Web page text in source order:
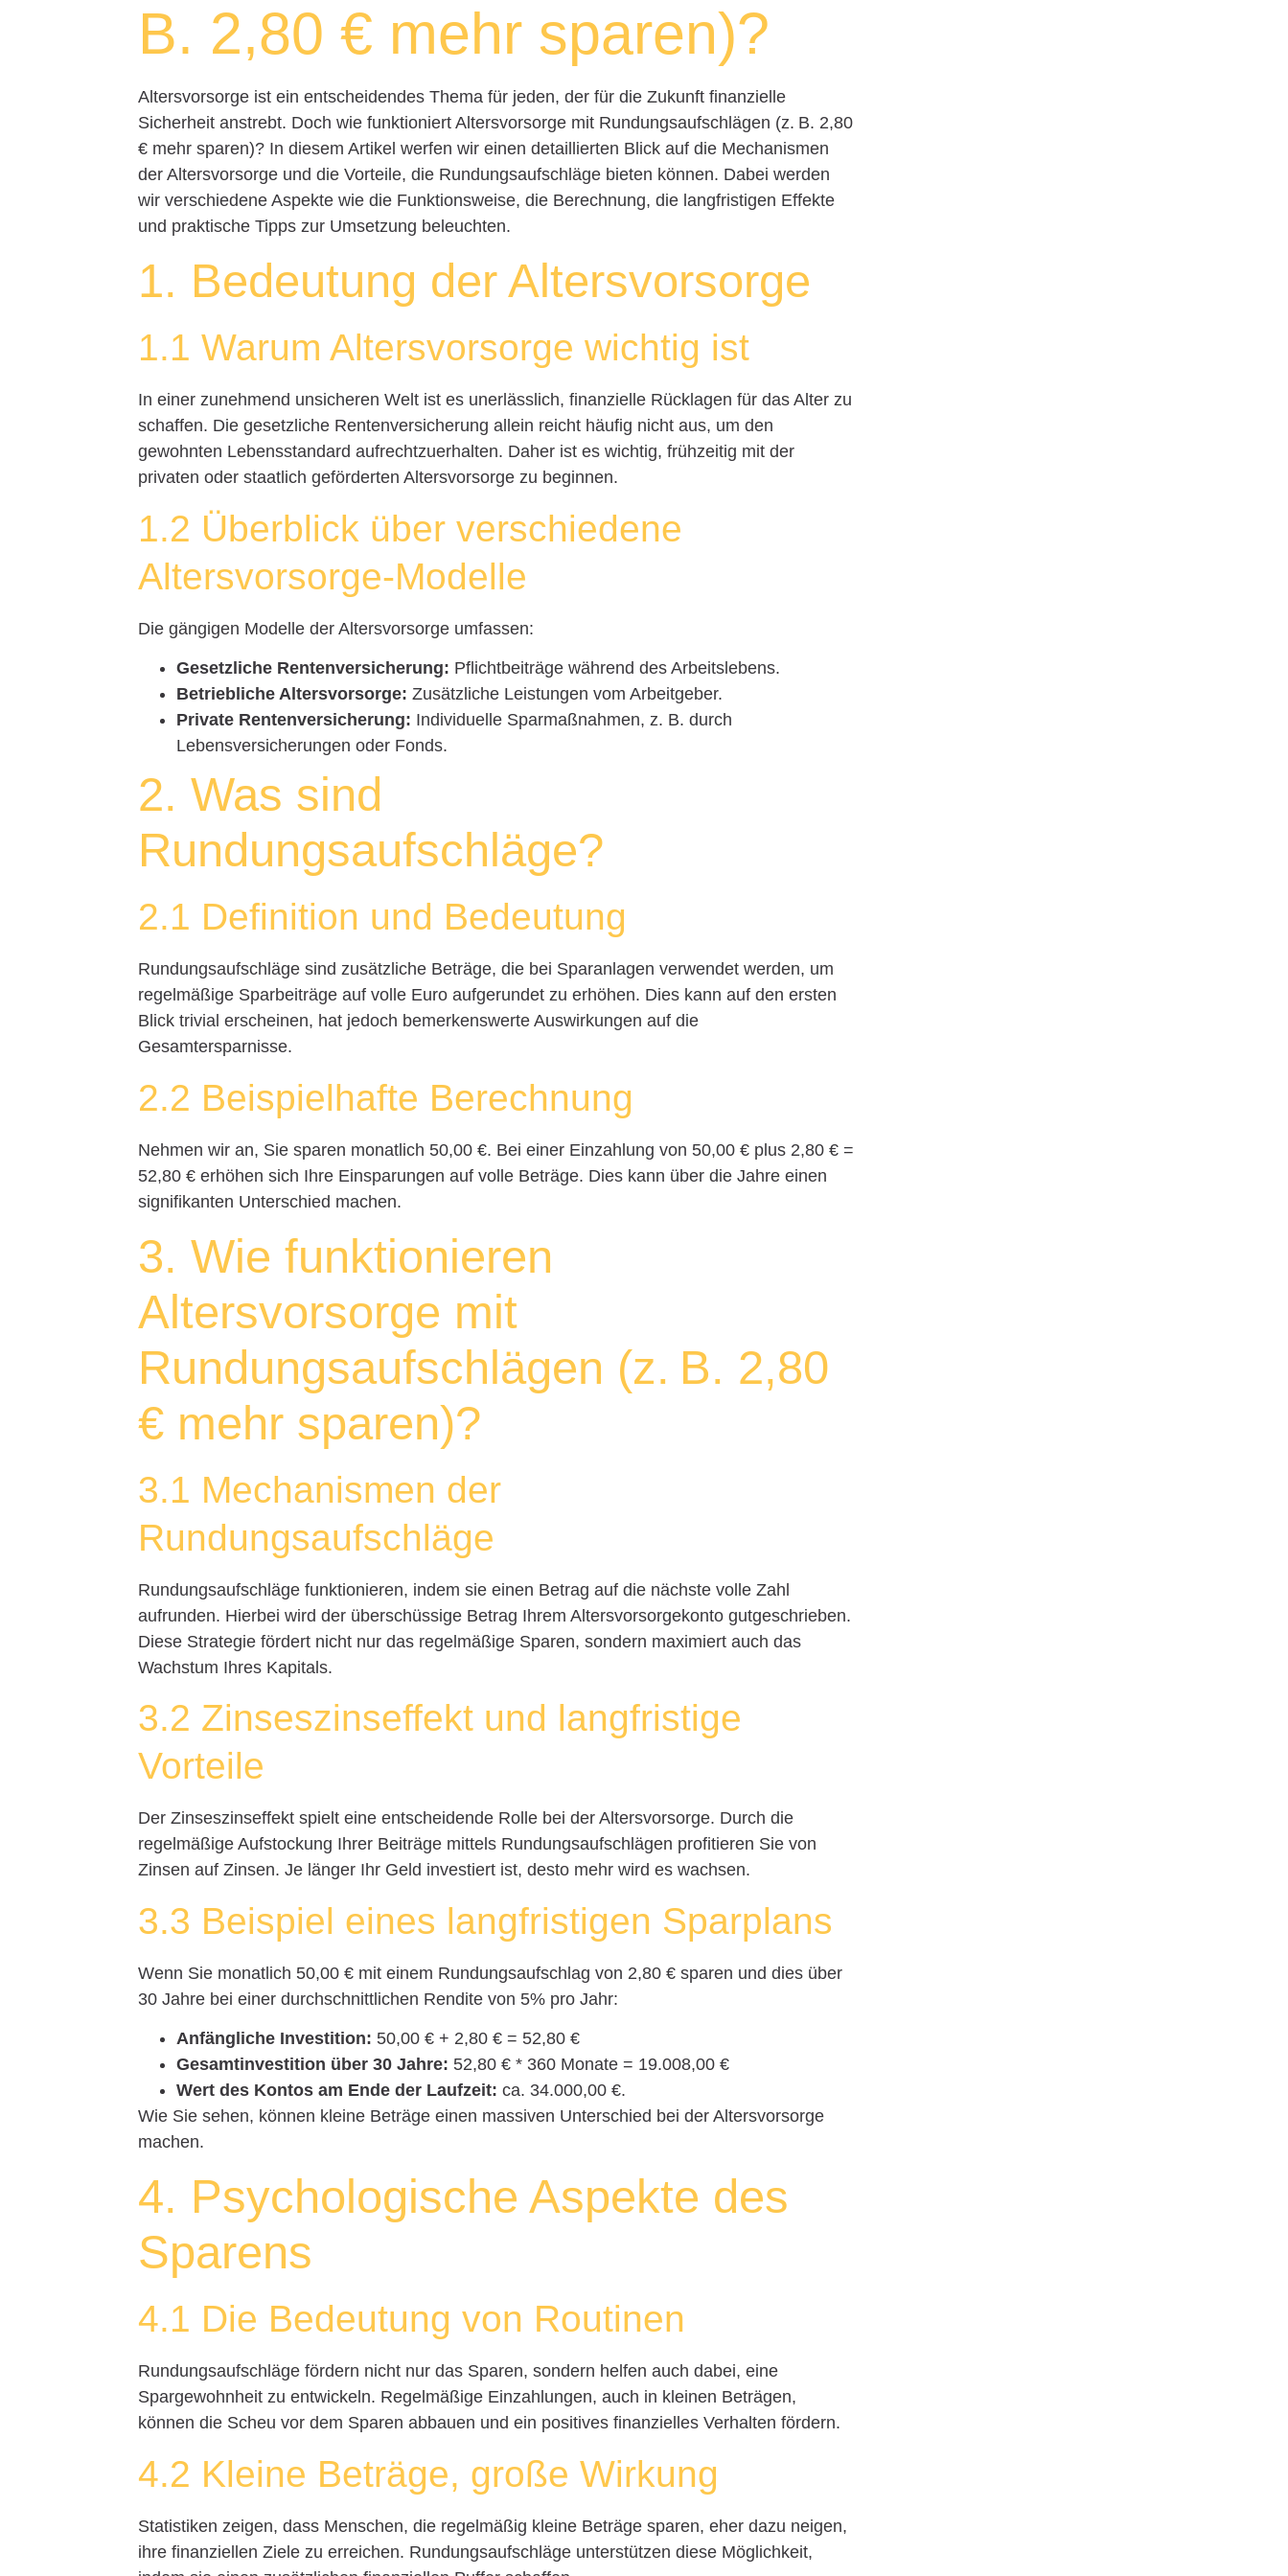
B. 2,80 € mehr sparen)?
Altersvorsorge ist ein entscheidendes Thema für jeden, der für die Zukunft finanzielle
Sicherheit anstrebt. Doch wie funktioniert Altersvorsorge mit Rundungsaufschlägen (z. B. 2,80
€ mehr sparen)? In diesem Artikel werfen wir einen detaillierten Blick auf die Mechanismen
der Altersvorsorge und die Vorteile, die Rundungsaufschläge bieten können. Dabei werden
wir verschiedene Aspekte wie die Funktionsweise, die Berechnung, die langfristigen Effekte
und praktische Tipps zur Umsetzung beleuchten.
1. Bedeutung der Altersvorsorge
1.1 Warum Altersvorsorge wichtig ist
In einer zunehmend unsicheren Welt ist es unerlässlich, finanzielle Rücklagen für das Alter zu
schaffen. Die gesetzliche Rentenversicherung allein reicht häufig nicht aus, um den
gewohnten Lebensstandard aufrechtzuerhalten. Daher ist es wichtig, frühzeitig mit der
privaten oder staatlich geförderten Altersvorsorge zu beginnen.
1.2 Überblick über verschiedene
Altersvorsorge-Modelle
Die gängigen Modelle der Altersvorsorge umfassen:
Gesetzliche Rentenversicherung: Pflichtbeiträge während des Arbeitslebens.
Betriebliche Altersvorsorge: Zusätzliche Leistungen vom Arbeitgeber.
Private Rentenversicherung: Individuelle Sparmaßnahmen, z. B. durch
Lebensversicherungen oder Fonds.
2. Was sind
Rundungsaufschläge?
2.1 Definition und Bedeutung
Rundungsaufschläge sind zusätzliche Beträge, die bei Sparanlagen verwendet werden, um
regelmäßige Sparbeiträge auf volle Euro aufgerundet zu erhöhen. Dies kann auf den ersten
Blick trivial erscheinen, hat jedoch bemerkenswerte Auswirkungen auf die
Gesamtersparnisse.
2.2 Beispielhafte Berechnung
Nehmen wir an, Sie sparen monatlich 50,00 €. Bei einer Einzahlung von 50,00 € plus 2,80 € =
52,80 € erhöhen sich Ihre Einsparungen auf volle Beträge. Dies kann über die Jahre einen
signifikanten Unterschied machen.
3. Wie funktionieren
Altersvorsorge mit
Rundungsaufschlägen (z. B. 2,80
€ mehr sparen)?
3.1 Mechanismen der
Rundungsaufschläge
Rundungsaufschläge funktionieren, indem sie einen Betrag auf die nächste volle Zahl
aufrunden. Hierbei wird der überschüssige Betrag Ihrem Altersvorsorgekonto gutgeschrieben.
Diese Strategie fördert nicht nur das regelmäßige Sparen, sondern maximiert auch das
Wachstum Ihres Kapitals.
3.2 Zinseszinseffekt und langfristige
Vorteile
Der Zinseszinseffekt spielt eine entscheidende Rolle bei der Altersvorsorge. Durch die
regelmäßige Aufstockung Ihrer Beiträge mittels Rundungsaufschlägen profitieren Sie von
Zinsen auf Zinsen. Je länger Ihr Geld investiert ist, desto mehr wird es wachsen.
3.3 Beispiel eines langfristigen Sparplans
Wenn Sie monatlich 50,00 € mit einem Rundungsaufschlag von 2,80 € sparen und dies über
30 Jahre bei einer durchschnittlichen Rendite von 5% pro Jahr:
Anfängliche Investition: 50,00 € + 2,80 € = 52,80 €
Gesamtinvestition über 30 Jahre: 52,80 € * 360 Monate = 19.008,00 €
Wert des Kontos am Ende der Laufzeit: ca. 34.000,00 €.
Wie Sie sehen, können kleine Beträge einen massiven Unterschied bei der Altersvorsorge
machen.
4. Psychologische Aspekte des
Sparens
4.1 Die Bedeutung von Routinen
Rundungsaufschläge fördern nicht nur das Sparen, sondern helfen auch dabei, eine
Spargewohnheit zu entwickeln. Regelmäßige Einzahlungen, auch in kleinen Beträgen,
können die Scheu vor dem Sparen abbauen und ein positives finanzielles Verhalten fördern.
4.2 Kleine Beträge, große Wirkung
Statistiken zeigen, dass Menschen, die regelmäßig kleine Beträge sparen, eher dazu neigen,
ihre finanziellen Ziele zu erreichen. Rundungsaufschläge unterstützen diese Möglichkeit,